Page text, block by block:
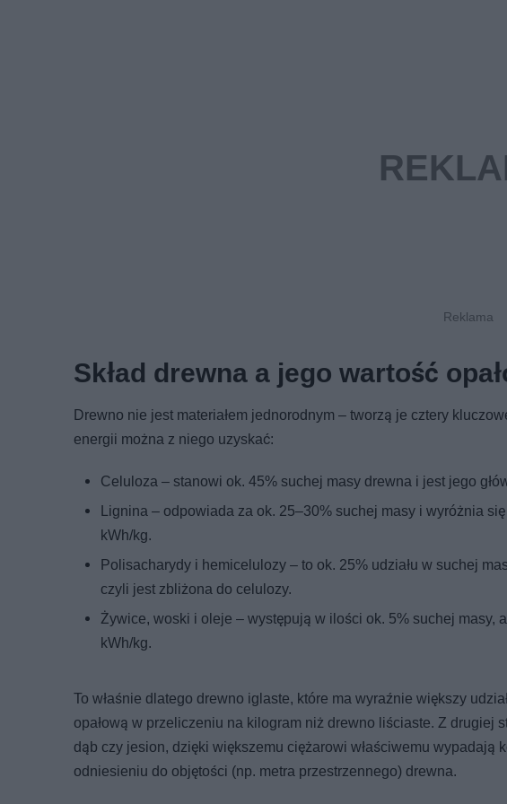
Skład drewna a jego wartość
Drewno nie jest materiałem jednorodnym – tworzą je cztery
energii można z niego uzyskać:
Celuloza – stanowi ok. 45% suchej masy drewna i jest jego
Lignina – odpowiada za ok. 25–30% suchej masy i wyróżnia
kWh/kg.
Polisacharydy i hemicelulozy – to ok. 25% udziału w suchej
czyli jest zbliżona do celulozy.
Żywice, woski i oleje – występują w ilości ok. 5% suchej masy,
kWh/kg.
To właśnie dlatego drewno iglaste, które ma wyraźnie większy
opałową w przeliczeniu na kilogram niż drewno liściaste. Z drugiej
dąb czy jesion, dzięki większemu ciężarowi właściwemu wypadają
odniesieniu do objętości (np. metra przestrzennego) drewna.